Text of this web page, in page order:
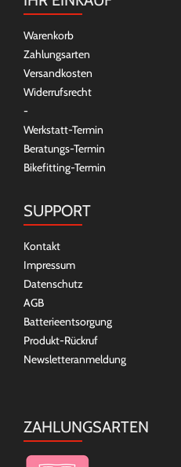
Warenkorb
Zahlungsarten
Versandkosten
Widerrufsrecht
-
Werkstatt-Termin
Beratungs-Termin
Bikefitting-Termin
SUPPORT
Kontakt
Impressum
Datenschutz
AGB
Batterieentsorgung
Produkt-Rückruf
Newsletteranmeldung
ZAHLUNGSARTEN